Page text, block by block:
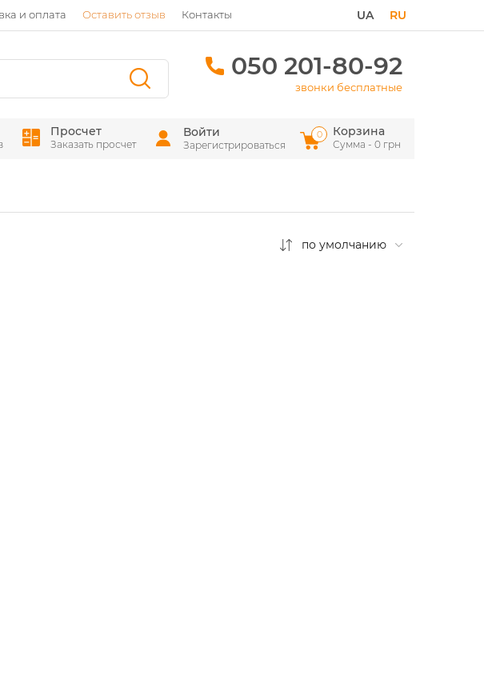
и оплата Оставить отзыв Контакты RU
UA
050 201-80-92
звонки бесплатные
Просчет
Заказать просчет
Войти
Зарегистрироваться
Корзина
Сумма - 0 грн
0
по умолчанию